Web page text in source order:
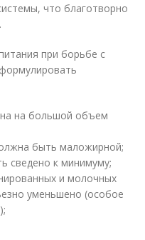
что благотворно
при борьбе с
на большой объем
быть маложирной;
сведено к минимуму;
и молочных
уменьшено (особое